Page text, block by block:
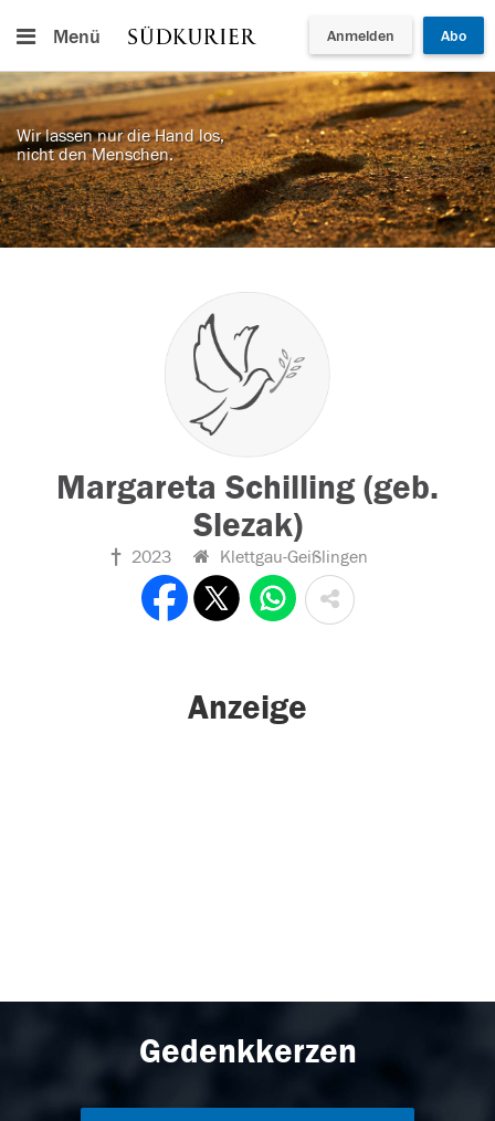
Menü Anmelden Abo
Wir lassen nur die Hand los,
nicht den Menschen.
Margareta Schilling (geb.
Slezak)
2023 Klettgau-Geißlingen
Anzeige
Gedenkkerzen